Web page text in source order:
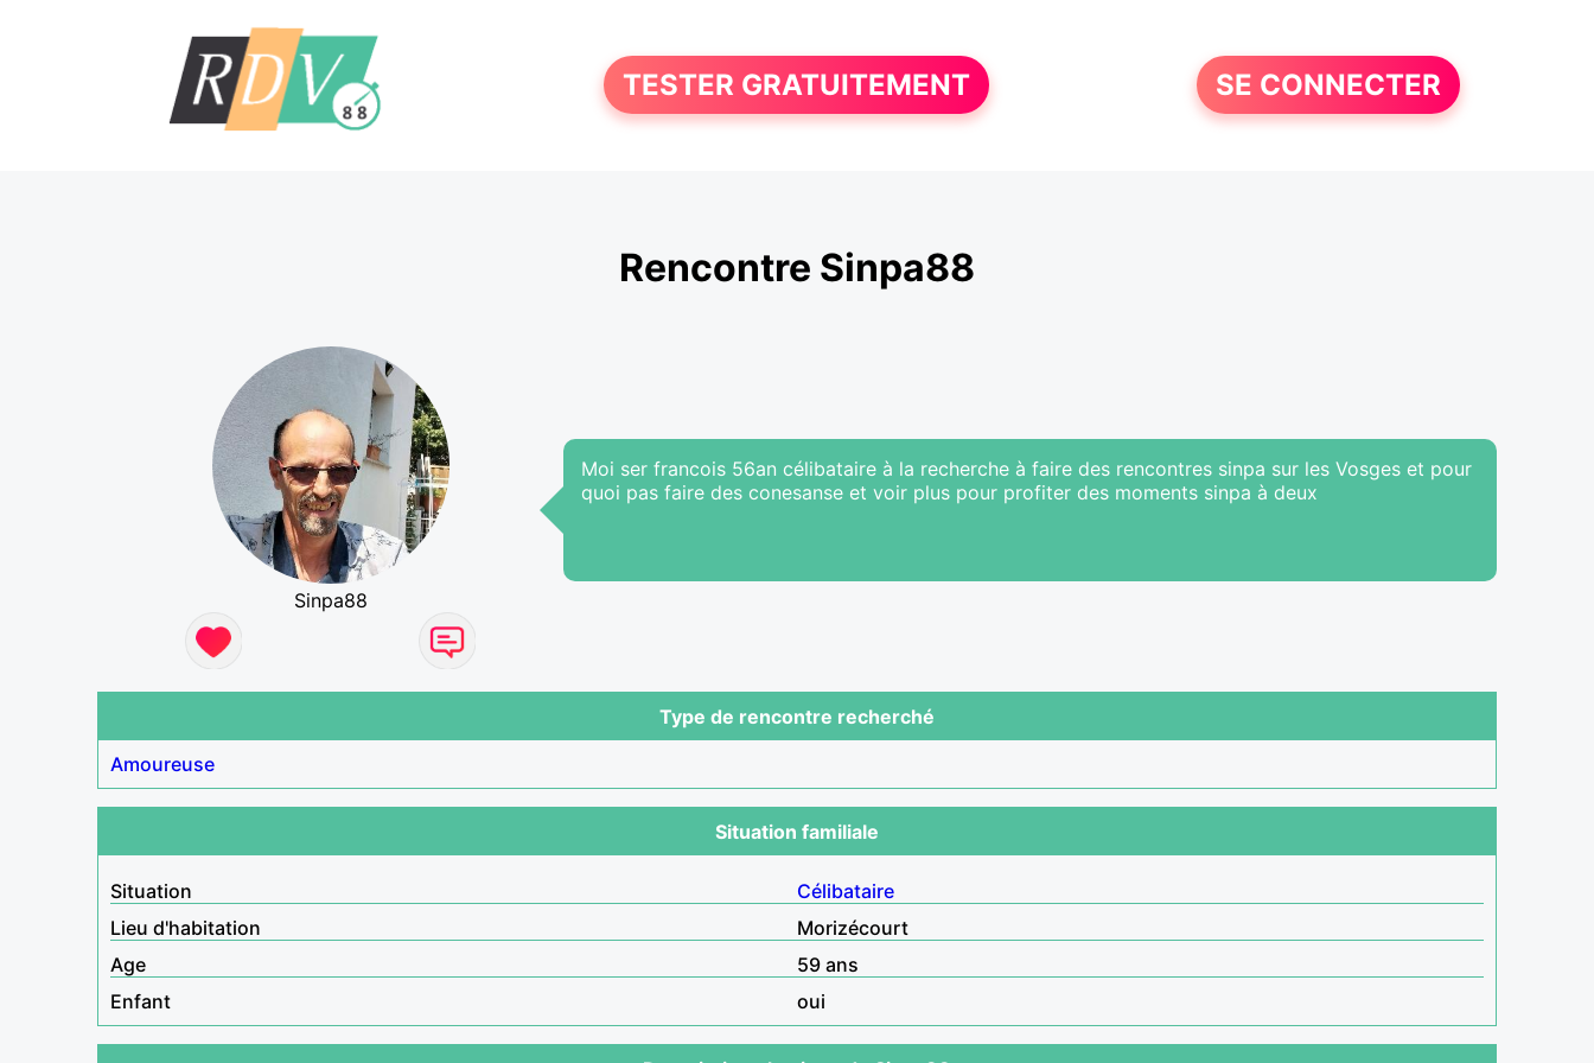
TESTER GRATUITEMENT SE CONNECTER
Rencontre Sinpa88
Sinpa88
Moi ser francois 56an célibataire à la recherche à faire des rencontres sinpa sur les Vosges et pour
quoi pas faire des conesanse et voir plus pour profiter des moments sinpa à deux
Type de rencontre recherché
Amoureuse
Situation familiale
Situation
Célibataire
Lieu d'habitation
Morizécourt
Age
59 ans
Enfant
oui